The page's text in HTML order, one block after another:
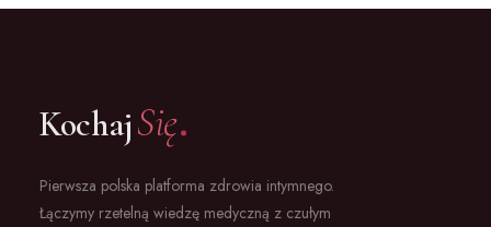
KochajSię.
Pierwsza polska platforma zdrowia intymnego.
Łączymy rzetelną wiedzę medyczną z czułym